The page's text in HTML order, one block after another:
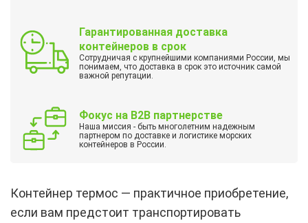
Гарантированная доставка
контейнеров в срок
Сотрудничая с крупнейшими компаниями России, мы
понимаем, что доставка в срок это источник самой
важной репутации.
Фокус на B2B партнерстве
Наша миссия - быть многолетним надежным
партнером по доставке и логистике морских
контейнеров в России.
Контейнер термос — практичное приобретение,
если вам предстоит транспортировать